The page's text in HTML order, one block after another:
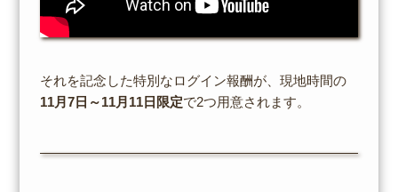
それを記念した特別なログイン報酬が、現地時間の
11月7日～11月11日限定で2つ用意されます。